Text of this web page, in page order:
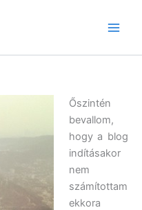
Őszintén
bevallom,
hogy a blog
indításakor
nem
számítottam
ekkora